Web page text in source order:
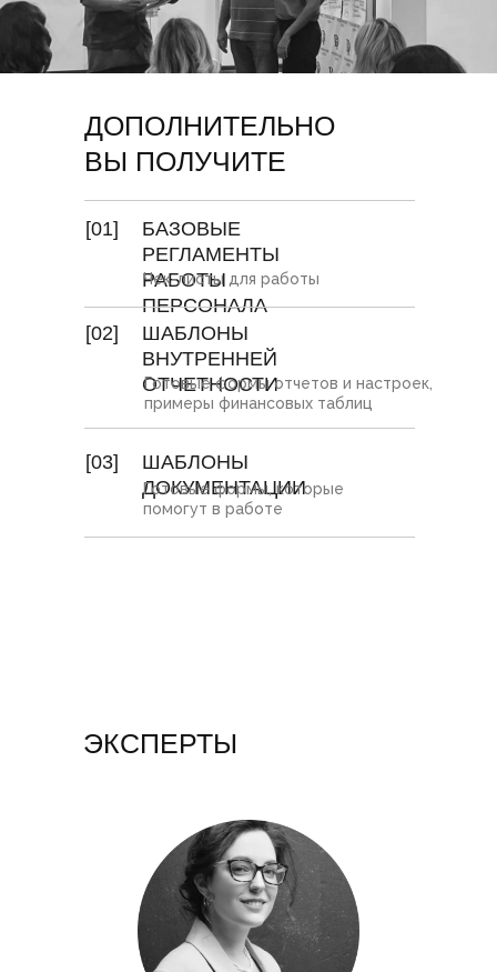
[02]
ШАБЛОНЫ
ВНУТРЕННЕЙ
ОТЧЕТНОСТИ
Готовые формы отчетов и настроек,
примеры финансовых таблиц
[03]
ШАБЛОНЫ
ДОКУМЕНТАЦИИ
Готовые формы, которые
помогут в работе
[01]
БАЗОВЫЕ
РЕГЛАМЕНТЫ
РАБОТЫ
ПЕРСОНАЛА
Чек-листы для работы
ДОПОЛНИТЕЛЬНО
ВЫ ПОЛУЧИТЕ
ЭКСПЕРТЫ